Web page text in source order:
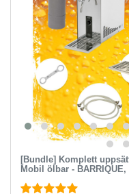
[Bundle] Komplett
Mobil ölbar - BARRIQUE,